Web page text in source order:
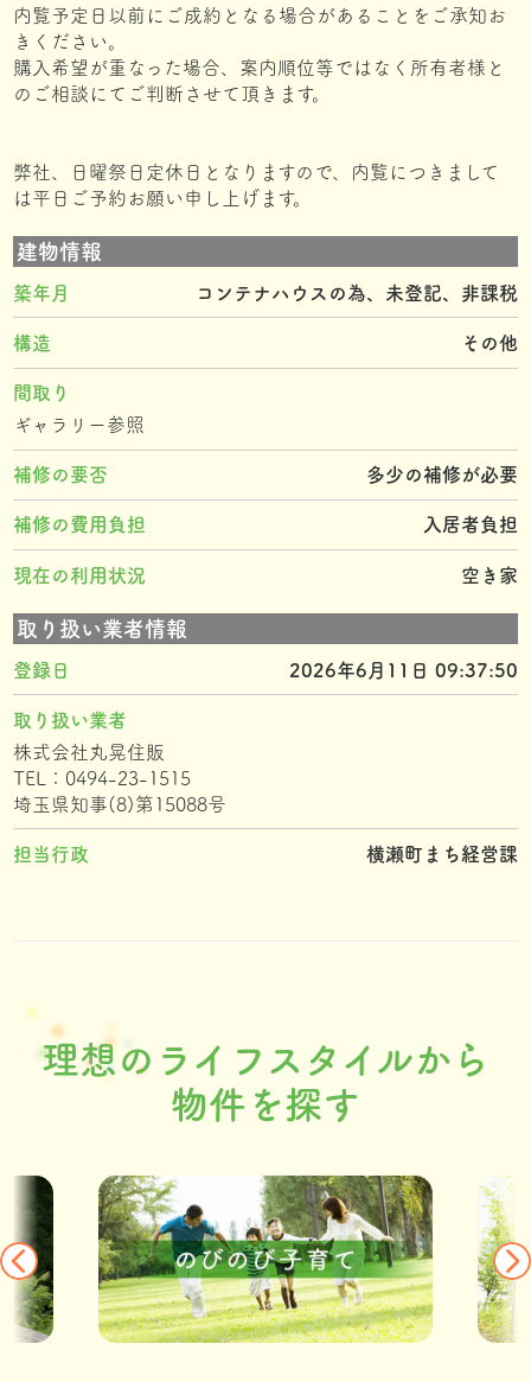
内覧予定日以前にご成約となる場合があることをご承知お
きください。
購入希望が重なった場合、案内順位等ではなく所有者様と
のご相談にてご判断させて頂きます。
弊社、日曜祭日定休日となりますので、内覧につきまして
は平日ご予約お願い申し上げます。
建物情報
築年月 コンテナハウスの為、未登記、非課税
構造 その他
間取り
ギャラリー参照
補修の要否 多少の補修が必要
補修の費用負担 入居者負担
現在の利用状況 空き家
取り扱い業者情報
登録日 2026年6月11日 09:37:50
取り扱い業者
株式会社丸晃住販
TEL：0494-23-1515
埼玉県知事(8)第15088号
担当行政 横瀬町まち経営課
理想のライフスタイルから
物件を探す